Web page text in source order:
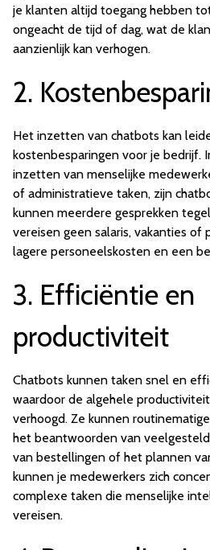
je klanten altijd toegang hebben
ongeacht de tijd of dag, wat de
aanzienlijk kan verhogen.
2.
Het inzetten van chatbots kan
kostenbesparingen voor je bedrijf.
inzetten van menselijke
of administratieve taken, zijn
kunnen meerdere gesprekken
vereisen geen salaris, vakanties of
lagere personeelskosten en een
3. Efficiëntie en
productiviteit
Chatbots kunnen taken snel en
waardoor de algehele
verhoogd. Ze kunnen
het beantwoorden van
van bestellingen of het plannen
kunnen je medewerkers zich
complexe taken die menselijke
vereisen.